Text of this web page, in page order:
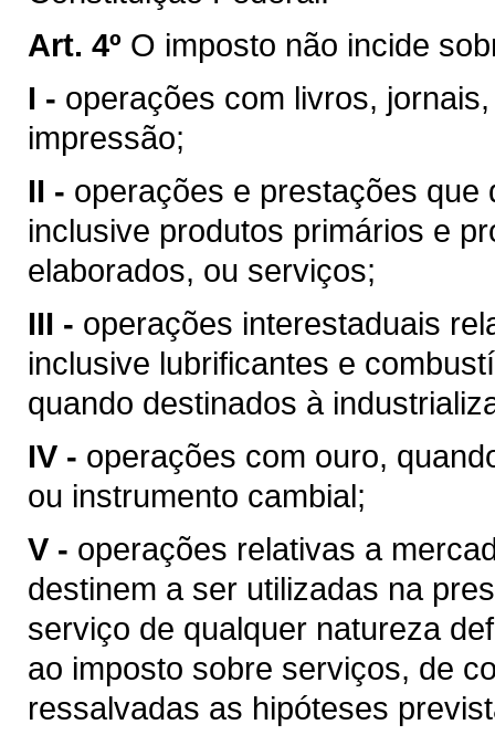
Art. 4º O imposto não incide
I - operações com livros,
impressão;
II - operações e prestações
inclusive produtos primários e
elaborados, ou serviços;
III - operações interestaduais
inclusive lubrificantes e
quando destinados à
IV - operações com ouro,
ou instrumento cambial;
V - operações relativas a
destinem a ser utilizadas na
serviço de qualquer natureza
ao imposto sobre serviços, de
ressalvadas as hipóteses